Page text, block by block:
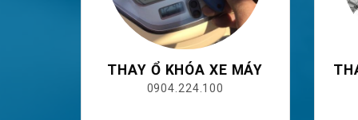
THAY Ổ KHÓA XE MÁY
0904.224.100